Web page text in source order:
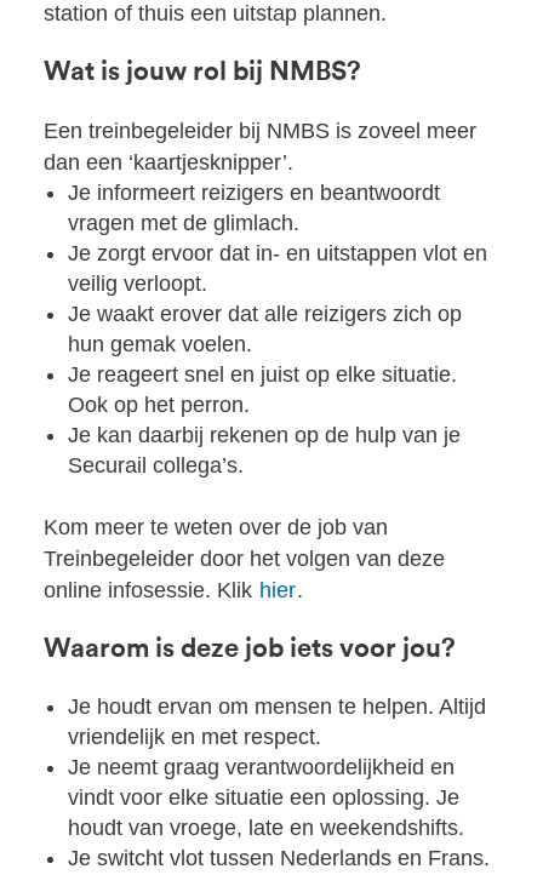
station of thuis een uitstap plannen.
Wat is jouw rol bij NMBS?
Een treinbegeleider bij NMBS is zoveel meer
dan een ‘kaartjesknipper’.
Je informeert reizigers en beantwoordt
vragen met de glimlach.
Je zorgt ervoor dat in- en uitstappen vlot en
veilig verloopt.
Je waakt erover dat alle reizigers zich op
hun gemak voelen.
Je reageert snel en juist op elke situatie.
Ook op het perron.
Je kan daarbij rekenen op de hulp van je
Securail collega’s.
Kom meer te weten over de job van
Treinbegeleider door het volgen van deze
online infosessie. Klik hier.
Waarom is deze job iets voor jou?
Je houdt ervan om mensen te helpen. Altijd
vriendelijk en met respect.
Je neemt graag verantwoordelijkheid en
vindt voor elke situatie een oplossing. Je
houdt van vroege, late en weekendshifts.
Je switcht vlot tussen Nederlands en Frans.